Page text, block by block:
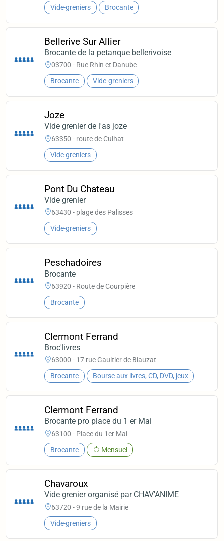
Vide-greniers Brocante
Bellerive Sur Allier
Brocante de la petanque bellerivoise
03700 - Rue Rhin et Danube
Brocante Vide-greniers
Joze
Vide grenier de l'as joze
63350 - route de Culhat
Vide-greniers
Pont Du Chateau
Vide grenier
63430 - plage des Palisses
Vide-greniers
Peschadoires
Brocante
63920 - Route de Courpière
Brocante
Clermont Ferrand
Broc'livres
63000 - 17 rue Gaultier de Biauzat
Brocante Bourse aux livres, CD, DVD, jeux
Clermont Ferrand
Brocante pro place du 1 er Mai
63100 - Place du 1er Mai
Brocante Mensuel
Chavaroux
Vide grenier organisé par CHAV'ANIME
63720 - 9 rue de la Mairie
Vide-greniers